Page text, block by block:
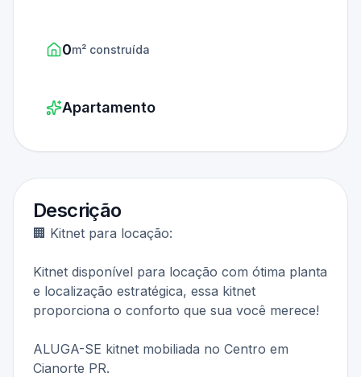
0m² construída
Apartamento
Descrição
🏢 Kitnet para locação:
Kitnet disponível para locação com ótima planta
e localização estratégica, essa kitnet
proporciona o conforto que sua você merece!
ALUGA-SE kitnet mobiliada no Centro em
Cianorte PR.